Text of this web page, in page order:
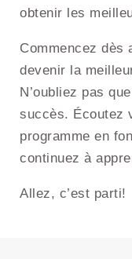
obtenir les
Commencez dès
devenir la
N’oubliez pas
succès. Écoutez
programme en
continuez à
Allez, c’est parti!